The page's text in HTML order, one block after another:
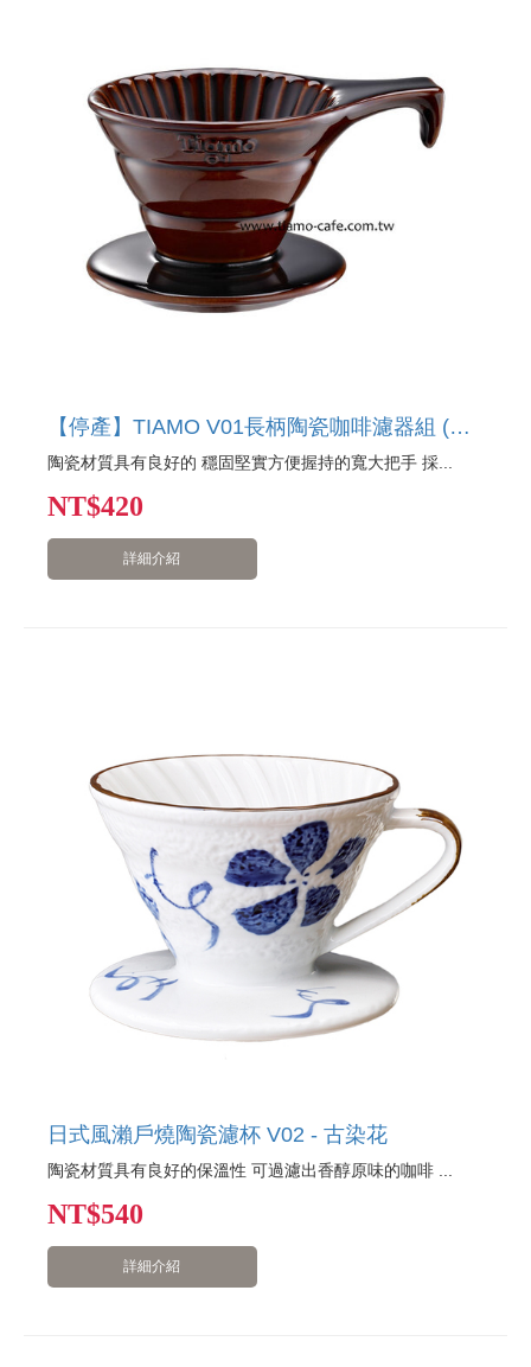
【停產】TIAMO V01長柄陶瓷咖啡濾器組 (咖啡) )附濾紙量匙
陶瓷材質具有良好的 穩固堅實方便握持的寬大把手 採...
NT$420
詳細介紹
日式風瀨戶燒陶瓷濾杯 V02 - 古染花
陶瓷材質具有良好的保溫性 可過濾出香醇原味的咖啡 ...
NT$540
詳細介紹